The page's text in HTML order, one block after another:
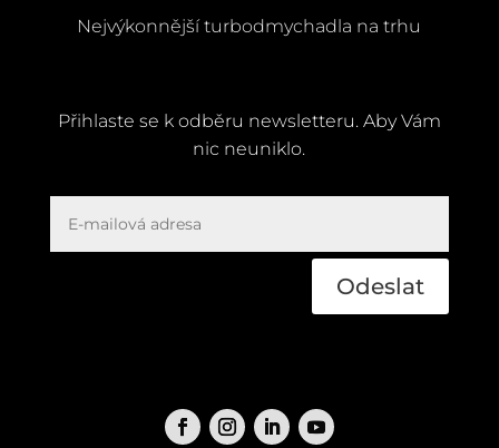
Nejvýkonnější turbodmychadla na trhu
Přihlaste se k odběru newsletteru. Aby Vám
nic neuniklo.
Odeslat